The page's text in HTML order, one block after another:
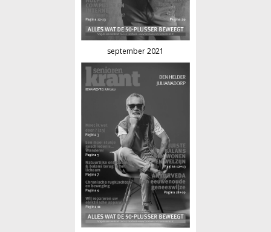
september 2021